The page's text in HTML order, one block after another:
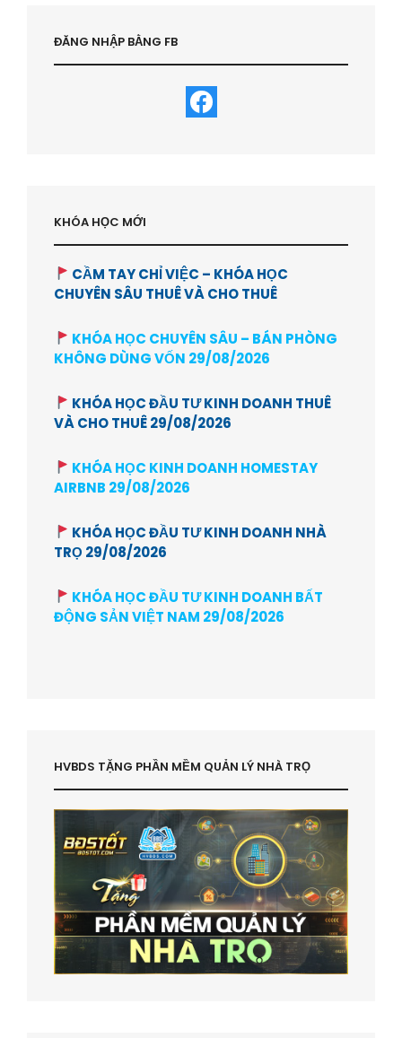
ĐĂNG NHẬP BẰNG FB
KHÓA HỌC MỚI
CẦM TAY CHỈ VIỆC – KHÓA HỌC
CHUYÊN SÂU THUÊ VÀ CHO THUÊ
KHÓA HỌC CHUYÊN SÂU – BÁN PHÒNG
KHÔNG DÙNG VỐN 29/08/2026
KHÓA HỌC ĐẦU TƯ KINH DOANH THUÊ
VÀ CHO THUÊ 29/08/2026
KHÓA HỌC KINH DOANH HOMESTAY
AIRBNB 29/08/2026
KHÓA HỌC ĐẦU TƯ KINH DOANH NHÀ
TRỌ 29/08/2026
KHÓA HỌC ĐẦU TƯ KINH DOANH BẤT
ĐỘNG SẢN VIỆT NAM 29/08/2026
HVBDS TẶNG PHẦN MỀM QUẢN LÝ NHÀ TRỌ